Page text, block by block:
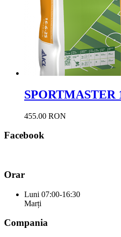
SPORTMASTER
455.00 RON
Facebook
Orar
Luni 07:00-16:30
Marți
Compania